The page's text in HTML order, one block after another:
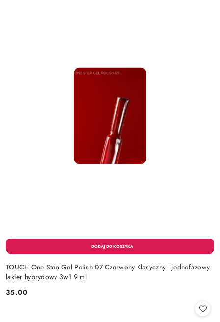
TOUCH One Step Gel Polish 07 Czerwony Klasyczny - jednofazowy
lakier hybrydowy 3w1 9 ml
Cena:
35.00